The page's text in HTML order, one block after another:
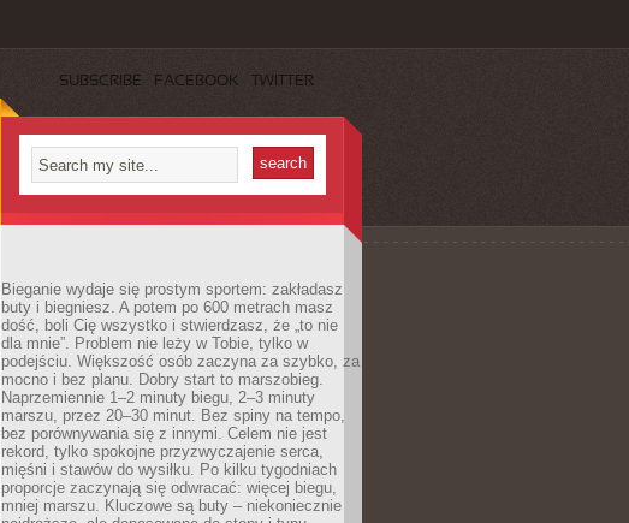
SUBSCRIBE FACEBOOK TWITTER
Bieganie wydaje się prostym sportem: zakładasz
buty i biegniesz. A potem po 600 metrach masz
dość, boli Cię wszystko i stwierdzasz, że „to nie
dla mnie”. Problem nie leży w Tobie, tylko w
podejściu. Większość osób zaczyna za szybko, za
mocno i bez planu. Dobry start to marszobieg.
Naprzemiennie 1–2 minuty biegu, 2–3 minuty
marszu, przez 20–30 minut. Bez spiny na tempo,
bez porównywania się z innymi. Celem nie jest
rekord, tylko spokojne przyzwyczajenie serca,
mięśni i stawów do wysiłku. Po kilku tygodniach
proporcje zaczynają się odwracać: więcej biegu,
mniej marszu. Kluczowe są buty – niekoniecznie